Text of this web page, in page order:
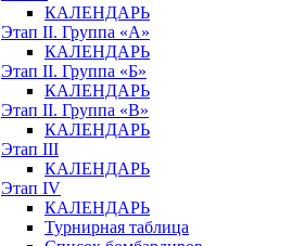
КАЛЕНДАРЬ
Этап II. Группа «А»
КАЛЕНДАРЬ
Этап II. Группа «Б»
КАЛЕНДАРЬ
Этап II. Группа «В»
КАЛЕНДАРЬ
Этап III
КАЛЕНДАРЬ
Этап IV
КАЛЕНДАРЬ
Турнирная таблица